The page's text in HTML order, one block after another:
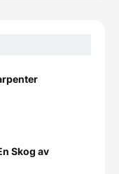
Skog av